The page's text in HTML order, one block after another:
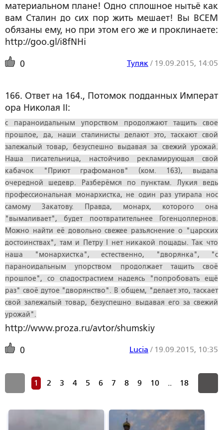
материальном плане! Одно сплошное нытьё как
вам Сталин до сих пор жить мешает! Вы ВСЕМ
обязаны ему, но при этом его же и проклинаете:
http://goo.gl/i8fNHi
0 Туляк/ 19.09.2015, 14:05
166. Ответ на 164., Потомок подданных Императ
ора Николая II:
с параноидальным упорством продолжают тащить свое
прошлое, да, наши сталинисты делают это, таскают свой
залежалый товар, безуспешно выдавая за свежий урожай.
Наша писательница, настойчиво рекламирующая свой
кабачок "Приют графоманов" (ком. 163), выдала
очередной шедевр. Разберёмся по пунктам. Лукия ведь
профессиональная монархистка, не один раз утирала нос
самому Закатову. Правда, монарх, которого она
"вымаливает", будет поотвратительнее Гогенцоллернов.
Можно найти её довольно свежее разъяснение о "царских
достоинствах", там и Петру I нет никакой пощады. Так что
наша "монархистка", естественно, "дворянка", "с
параноидальным упорством продолжает тащить своё
прошлое", со сладострастием надеясь "попробовать ещё
раз" своё дутое "дворянство". В общем, "делает это, таскает
свой залежалый товар, безуспешно выдавая его за свежий
урожай".
http://www.proza.ru/avtor/shumskiy
0 Lucia / 19.09.2015, 10:35
1 2 3 4 5 6 7 8 9 10 .. 18